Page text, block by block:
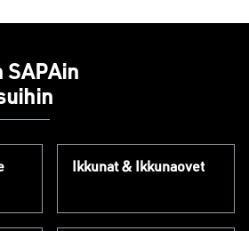
SAPAin
Ikkunat & Ikkunaovet